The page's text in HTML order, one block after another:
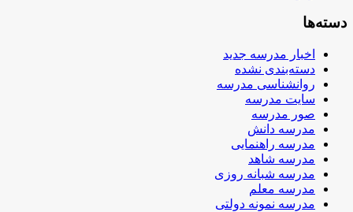
دسته‌ها
اخبار مدرسه جدید
دسته‌بندی نشده
روانشناسی مدرسه
سایت مدرسه
صور مدرسه
مدرسه دانش
مدرسه راهنمایی
مدرسه شاهد
مدرسه شبانه روزی
مدرسه معلم
مدرسه نمونه دولتی